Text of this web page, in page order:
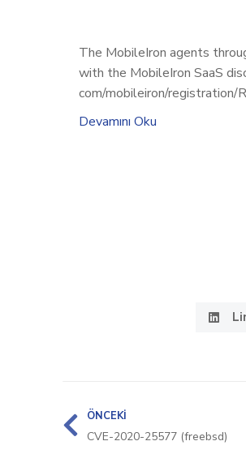
The MobileIron agents
with the MobileIron SaaS
com/mobileiron/registration/
Devamını Oku
ÖNCEKI
CVE-2020-25577 (freebsd)